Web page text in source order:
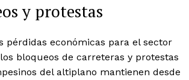
y protestas
pérdidas económicas para el sector
bloqueos de carreteras y protestas
del altiplano mantienen desde